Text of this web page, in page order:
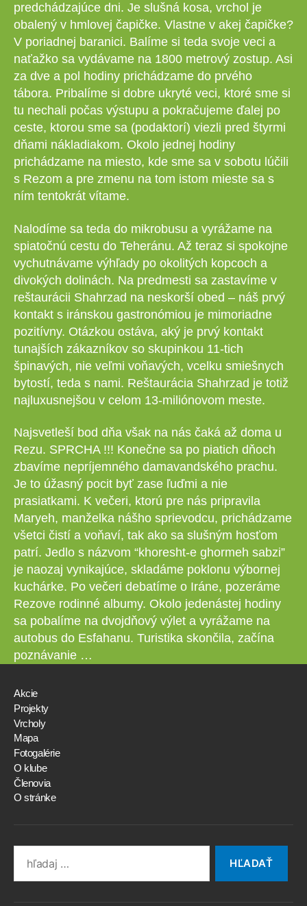
predchádzajúce dni. Je slušná kosa, vrchol je
obalený v hmlovej čapičke. Vlastne v akej čapičke?
V poriadnej baranici. Balíme si teda svoje veci a
naťažko sa vydávame na 1800 metrový zostup. Asi
za dve a pol hodiny prichádzame do prvého
tábora. Pribalíme si dobre ukryté veci, ktoré sme si
tu nechali počas výstupu a pokračujeme ďalej po
ceste, ktorou sme sa (podaktorí) viezli pred štyrmi
dňami nákladiakom. Okolo jednej hodiny
prichádzame na miesto, kde sme sa v sobotu lúčili
s Rezom a pre zmenu na tom istom mieste sa s
ním tentokrát vítame.
Nalodíme sa teda do mikrobusu a vyrážame na
spiatočnú cestu do Teheránu. Až teraz si spokojne
vychutnávame výhľady po okolitých kopcoch a
divokých dolinách. Na predmesti sa zastavíme v
reštaurácii Shahrzad na neskorší obed – náš prvý
kontakt s iránskou gastronómiou je mimoriadne
pozitívny. Otázkou ostáva, aký je prvý kontakt
tunajších zákazníkov so skupinkou 11-tich
špinavých, nie veľmi voňavých, vcelku smiešnych
bytostí, teda s nami. Reštaurácia Shahrzad je totiž
najluxusnejšou v celom 13-miliónovom meste.
Najsvetleší bod dňa však na nás čaká až doma u
Rezu. SPRCHA !!! Konečne sa po piatich dňoch
zbavíme nepríjemného damavandského prachu.
Je to úžasný pocit byť zase ľuďmi a nie
prasiatkami. K večeri, ktorú pre nás pripravila
Maryeh, manželka nášho sprievodcu, prichádzame
všetci čistí a voňaví, tak ako sa slušným hosťom
patrí. Jedlo s názvom “khoresht-e ghormeh sabzi”
je naozaj vynikajúce, skladáme poklonu výbornej
kuchárke. Po večeri debatíme o Iráne, pozeráme
Rezove rodinné albumy. Okolo jedenástej hodiny
sa pobalíme na dvojdňový výlet a vyrážame na
autobus do Esfahanu. Turistika skončila, začína
poznávanie …
Akcie
Projekty
Vrcholy
Mapa
Fotogalérie
O klube
Členovia
O stránke